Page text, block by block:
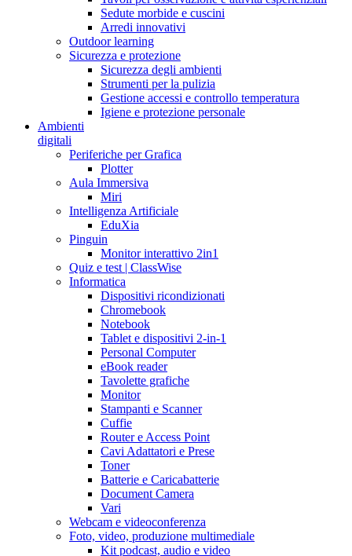
Sedute morbide e cuscini
Arredi innovativi
Outdoor learning
Sicurezza e protezione
Sicurezza degli ambienti
Strumenti per la pulizia
Gestione accessi e controllo temperatura
Igiene e protezione personale
Ambienti
digitali
Periferiche per Grafica
Plotter
Aula Immersiva
Miri
Intelligenza Artificiale
EduXia
Pinguin
Monitor interattivo 2in1
Quiz e test | ClassWise
Informatica
Dispositivi ricondizionati
Chromebook
Notebook
Tablet e dispositivi 2-in-1
Personal Computer
eBook reader
Tavolette grafiche
Monitor
Stampanti e Scanner
Cuffie
Router e Access Point
Cavi Adattatori e Prese
Toner
Batterie e Caricabatterie
Document Camera
Vari
Webcam e videoconferenza
Foto, video, produzione multimediale
Kit podcast, audio e video